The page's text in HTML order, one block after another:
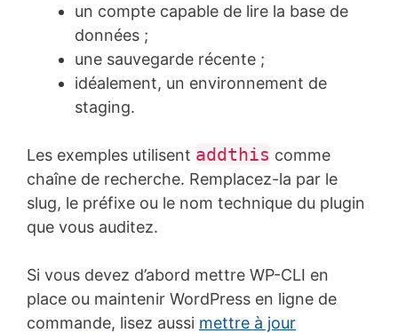
un compte capable de lire la base de
données ;
une sauvegarde récente ;
idéalement, un environnement de
staging.
Les exemples utilisent addthis comme
chaîne de recherche. Remplacez-la par le
slug, le préfixe ou le nom technique du plugin
que vous auditez.
Si vous devez d’abord mettre WP-CLI en
place ou maintenir WordPress en ligne de
commande, lisez aussi mettre à jour